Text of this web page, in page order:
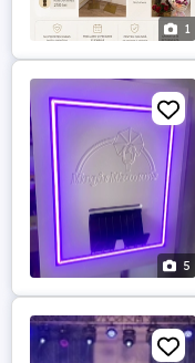
1
5